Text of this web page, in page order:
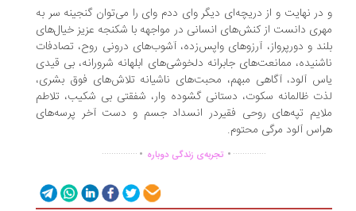
نهایت و از دریچه‌ای دیگر وای ددم وای را می‌توان گنجینه سر به
دانست از کنش‌های انسانی در مواجهه با شکنجه عزیز خیال‌های
و دورپرواز، آرزوهای واپس‌زده، آشوب‌های درونی روح، تصادفات
ممانعت‌های جابرانه‌ دلخوشی‌های ابلهانه شرورانه، بی قیدی
آلود، آگاهی مبهم، محبت‌های ناشیانه تلاش‌های فوق بشری،
ظالمانه سکوت، دستانی گشوده وار، شفقتی بی شکیب، تلاطم
تپه‌های روحی فقیردر انسداد جسم و دست آخر پرسه‌های
آلود مرگی محتوم.
............... .تجربه‌ی زندگی دوباره ...............